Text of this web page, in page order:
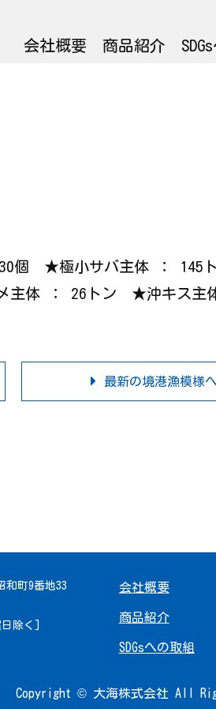
会社概要 商品紹介
個 ★極小サバ主体 ： 145
体 ： 26トン ★沖キス主
最新の境港漁模様へ
和町9番地33
除く]
会社概要
商品紹介
SDGsへの取組
Copyright © 大海株式会社 All